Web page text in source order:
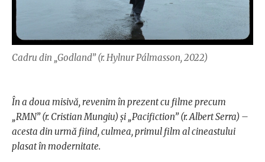
Cadru din „Godland” (r. Hylnur Pálmasson, 2022)
În a doua misivă, revenim în prezent cu filme precum
„RMN” (r. Cristian Mungiu) și „Pacifiction” (r. Albert Serra) –
acesta din urmă fiind, culmea, primul film al cineastului
plasat în modernitate.